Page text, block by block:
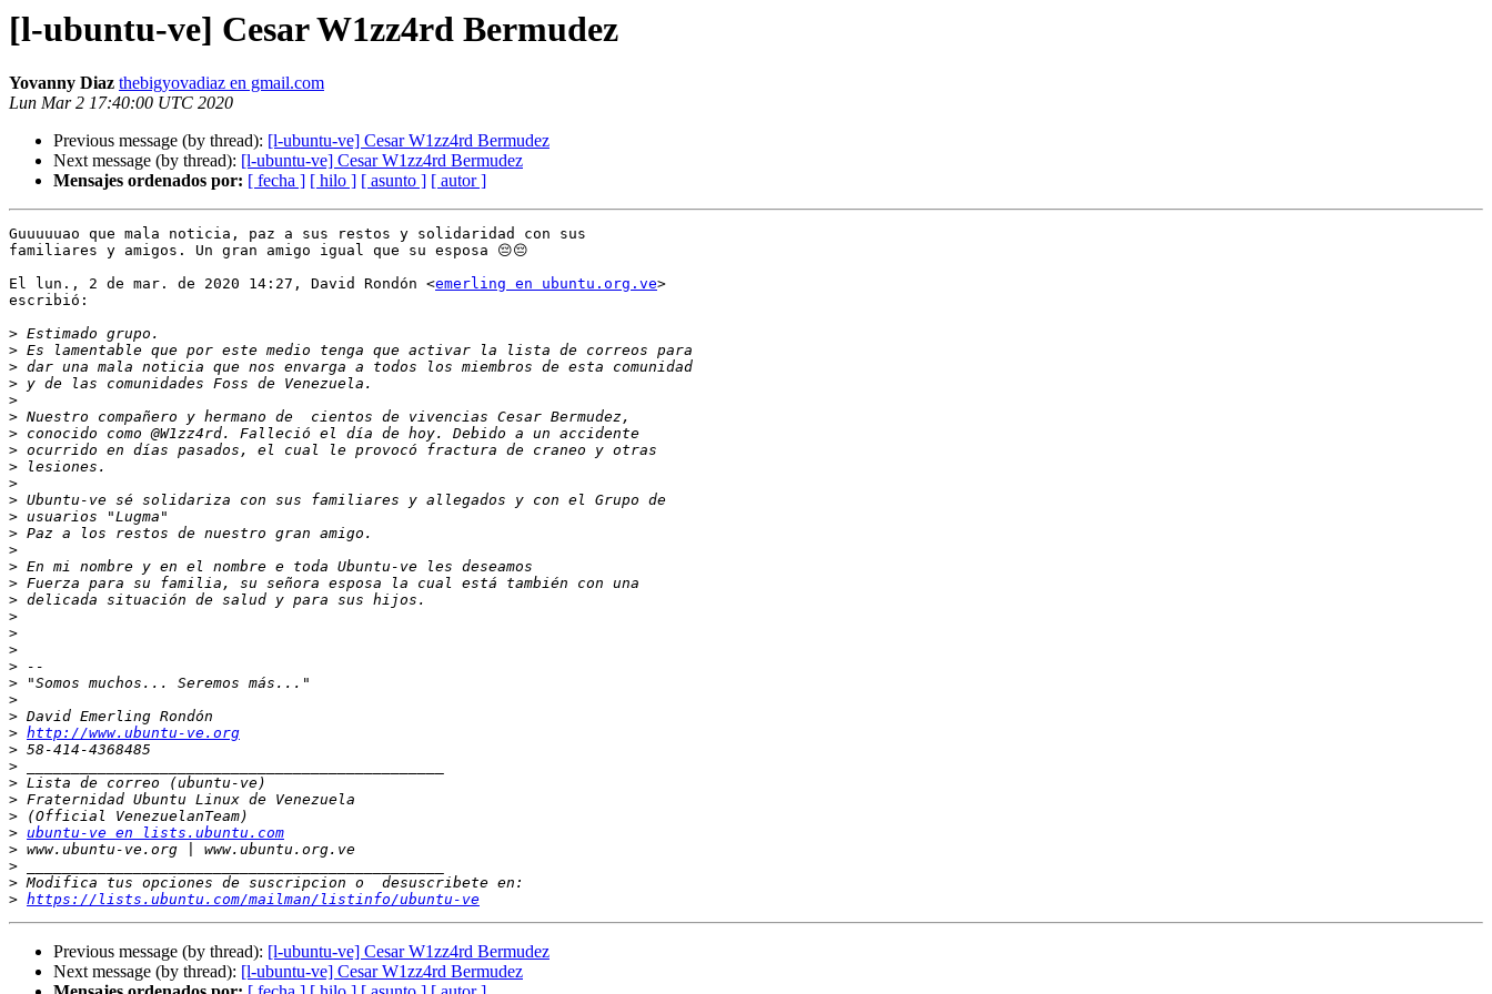
[l-ubuntu-ve] Cesar W1zz4rd Bermudez
Yovanny Diaz thebigyovadiaz en gmail.com
Lun Mar 2 17:40:00 UTC 2020
Previous message (by thread): [l-ubuntu-ve] Cesar W1zz4rd Bermudez
Next message (by thread): [l-ubuntu-ve] Cesar W1zz4rd Bermudez
Mensajes ordenados por: [ fecha ] [ hilo ] [ asunto ] [ autor ]
Guuuuuao que mala noticia, paz a sus restos y solidaridad con sus
familiares y amigos. Un gran amigo igual que su esposa 😔😔
El lun., 2 de mar. de 2020 14:27, David Rondón <emerling en ubuntu.org.ve>
escribió:
>
>
>
>
>
>
>
>
>
>
>
>
>
>
>
>
>
>
>
>
>
>
>
>
> http://www.ubuntu-ve.org
>
>
>
>
>
> ubuntu-ve en lists.ubuntu.com
>
>
>
> https://lists.ubuntu.com/mailman/listinfo/ubuntu-ve
Previous message (by thread): [l-ubuntu-ve] Cesar W1zz4rd Bermudez
Next message (by thread): [l-ubuntu-ve] Cesar W1zz4rd Bermudez